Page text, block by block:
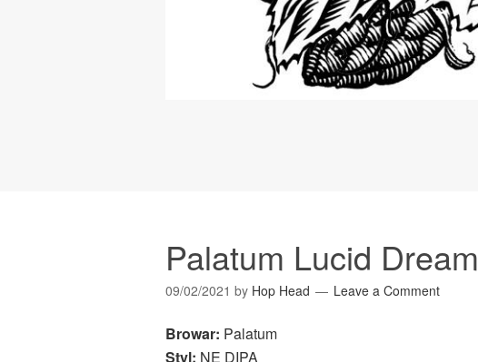
Palatum Lucid Dream
09/02/2021 by Hop Head Leave a Comment
Browar: Palatum
Styl: NE DIPA